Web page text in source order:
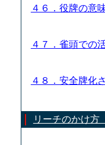
４６．役牌の意
４７．雀頭での
４８．安全牌化
リーチのかけ方